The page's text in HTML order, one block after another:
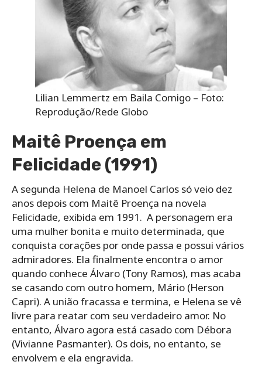
Lilian Lemmertz em Baila Comigo – Foto:
Reprodução/Rede Globo
Maitê Proença em
Felicidade (1991)
A segunda Helena de Manoel Carlos só veio dez
anos depois com Maitê Proença na novela
Felicidade, exibida em 1991. A personagem era
uma mulher bonita e muito determinada, que
conquista corações por onde passa e possui vários
admiradores. Ela finalmente encontra o amor
quando conhece Álvaro (Tony Ramos), mas acaba
se casando com outro homem, Mário (Herson
Capri). A união fracassa e termina, e Helena se vê
livre para reatar com seu verdadeiro amor. No
entanto, Álvaro agora está casado com Débora
(Vivianne Pasmanter). Os dois, no entanto, se
envolvem e ela engravida.